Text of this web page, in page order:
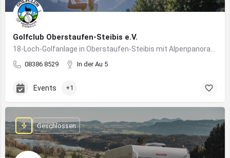
Golfclub Oberstaufen-Steibis e.V.
08386 8529 In der Au 5
Events +1
Geschlossen